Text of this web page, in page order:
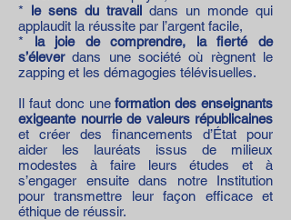
* le sens du travail dans un monde qui
applaudit la réussite par l’argent facile,
* la joie de comprendre, la fierté de
s’éleverdans une société où règnent le
zapping et les démagogies télévisuelles.
Il faut donc uneformation des enseignants
exigeante nourrie de valeurs républicaines
et créer des financements d’État pour
aider les lauréats issus de milieux
modestes à faire leurs études et à
s’engager ensuite dans notre Institution
pour transmettre leur façon efficace et
éthique de réussir.